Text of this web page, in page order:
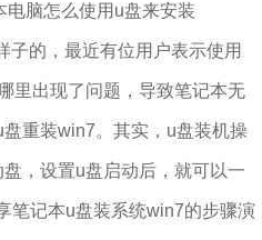
装机问题
电脑问题
脑怎么使用u盘来安装
子的，最近有位用户表示使用
里出现了问题，导致笔记本无
重装win7。其实，u盘装机操
，设置u盘启动后，就可以一
笔记本u盘装系统win7的步骤演